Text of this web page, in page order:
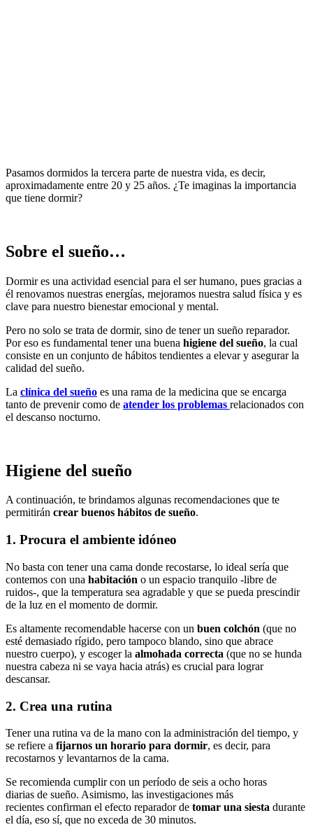
Pasamos dormidos la tercera parte de nuestra vida, es decir,
aproximadamente entre 20 y 25 años. ¿Te imaginas la importancia
que tiene dormir?
Sobre el sueño…
Dormir es una actividad esencial para el ser humano, pues gracias a
él renovamos nuestras energías, mejoramos nuestra salud física y es
clave para nuestro bienestar emocional y mental.
Pero no solo se trata de dormir, sino de tener un sueño reparador.
Por eso es fundamental tener una buena higiene del sueño, la cual
consiste en un conjunto de hábitos tendientes a elevar y asegurar la
calidad del sueño.
La clínica del sueño es una rama de la medicina que se encarga
tanto de prevenir como de atender los problemas relacionados con
el descanso nocturno.
Higiene del sueño
A continuación, te brindamos algunas recomendaciones que te
permitirán crear buenos hábitos de sueño.
1. Procura el ambiente idóneo
No basta con tener una cama donde recostarse, lo ideal sería que
contemos con una habitación o un espacio tranquilo -libre de
ruidos-, que la temperatura sea agradable y que se pueda prescindir
de la luz en el momento de dormir.
Es altamente recomendable hacerse con un buen colchón (que no
esté demasiado rígido, pero tampoco blando, sino que abrace
nuestro cuerpo), y escoger la almohada correcta (que no se hunda
nuestra cabeza ni se vaya hacia atrás) es crucial para lograr
descansar.
2. Crea una rutina
Tener una rutina va de la mano con la administración del tiempo, y
se refiere a fijarnos un horario para dormir, es decir, para
recostarnos y levantarnos de la cama.
Se recomienda cumplir con un período de seis a ocho horas
diarias de sueño. Asimismo, las investigaciones más
recientes confirman el efecto reparador de tomar una siesta durante
el día, eso sí, que no exceda de 30 minutos.